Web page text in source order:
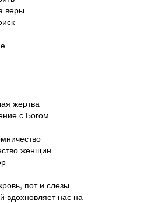
веры
жертва
с Богом
женщин
пот и слезы
вдохновляет нас на